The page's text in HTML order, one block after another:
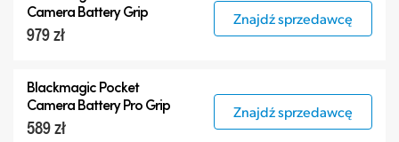
Camera Battery Grip
979 zł
Znajdź sprzedawcę
Blackmagic Pocket
Camera Battery Pro Grip
589 zł
Znajdź sprzedawcę